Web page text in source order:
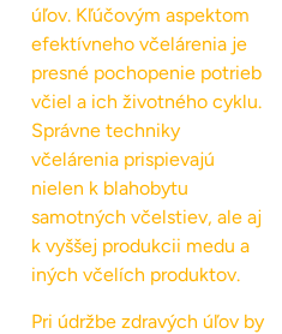
úľov. Kľúčovým aspektom
efektívneho včelárenia je
presné pochopenie potrieb
včiel a ich životného cyklu.
Správne techniky
včelárenia prispievajú
nielen k blahobytu
samotných včelstiev, ale aj
k vyššej produkcii medu a
iných včelích produktov.
Pri údržbe zdravých úľov by